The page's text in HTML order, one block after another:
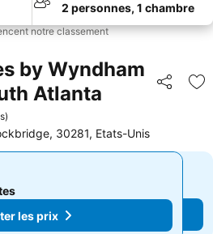
2 personnes, 1 chambre
notre classement
by Wyndham
Atlanta
Partager
)
30281, Etats-Unis
les prix
les prix